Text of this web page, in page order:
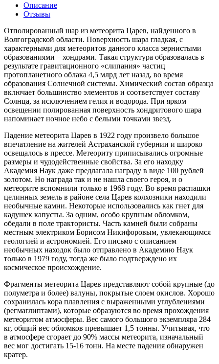
Описание
Отзывы
Отполированный шар из метеорита Царев, найденного в
Волгоградской области. Поверхность шара гладкая, с
характерными для метеоритов данного класса зернистыми
образованиями – хондрами. Такая структура образовалась в
результате гравитационного «слипания» частиц
протопланетного облака 4,5 млрд лет назад, во время
образования Солнечной системы. Химический состав образца
включает большинство элементов и соответствует составу
Солнца, за исключением гелия и водорода. При ярком
освещении полированная поверхность хондритового шара
напоминает ночное небо с белыми точками звезд.
Падение метеорита Царев в 1922 году произвело большое
впечатление на жителей Астраханской губернии и широко
освещалось в прессе. Метеориту приписывались огромные
размеры и чудодейственные свойства. За его находку
Академия Наук даже предлагала награду в виде 100 рублей
золотом. Но награда так и не нашла своего героя, и о
метеорите вспомнили только в 1968 году. Во время распашки
целинных земель в районе села Царев колхозники находили
необычные камни. Некоторые использовались как гнет для
кадушек капусты. За одним, особо крупным обломком,
обедали в поле трактористы. Часть камней были собраны
местным электриком Борисом Никифоровым, увлекающимся
геологией и астрономией. Его письмо с описанием
необычных находок было отправлено в Академию Наук
только в 1979 году, тогда же было подтверждено их
космическое происхождение.
Фрагменты метеорита Царев представляют собой крупные (до
полуметра и более) валуны, покрытые слоем окислов. Хорошо
сохранилась кора плавления с выраженными углублениями
(регмаглиптами), которые образуются во время прохождения
метеоритом атмосферы. Вес самого большого экземпляра 284
кг, общий вес обломков превышает 1,5 тонны. Учитывая, что
в атмосфере сгорает до 90% массы метеорита, изначальный
вес мог достигать 15-16 тонн. На месте падения обнаружен
кратер.